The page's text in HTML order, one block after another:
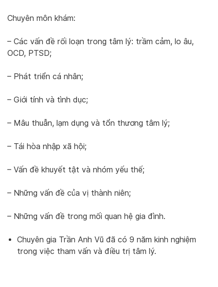
Chuyên môn khám:
– Các vấn đề rối loạn trong tâm lý: trầm cảm, lo âu,
OCD, PTSD;
– Phát triển cá nhân;
– Giới tính và tình dục;
– Mâu thuẫn, lạm dụng và tổn thương tâm lý;
– Tái hòa nhập xã hội;
– Vấn đề khuyết tật và nhóm yếu thế;
– Những vấn đề của vị thành niên;
– Những vấn đề trong mối quan hệ gia đình.
Chuyên gia Trần Anh Vũ đã có 9 năm kinh nghiệm
trong việc tham vấn và điều trị tâm lý.